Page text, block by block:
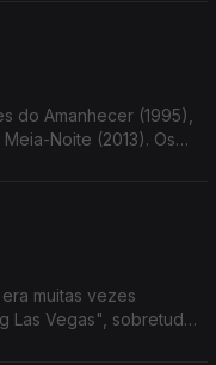
do Amanhecer (1995),
Noite (2013). Os
muitas vezes
Las Vegas", sobretudo